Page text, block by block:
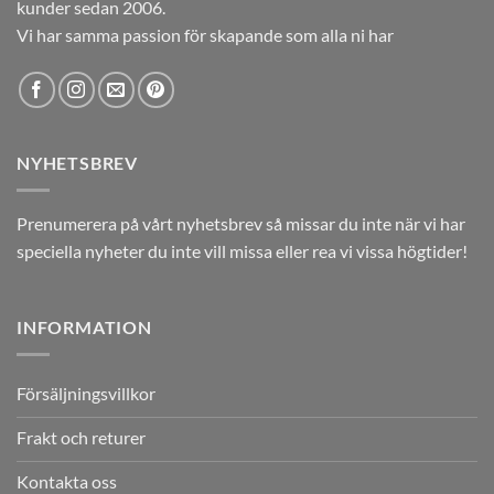
kunder sedan 2006.
Vi har samma passion för skapande som alla ni har
NYHETSBREV
Prenumerera på vårt nyhetsbrev så missar du inte när vi har
speciella nyheter du inte vill missa eller rea vi vissa högtider!
INFORMATION
Försäljningsvillkor
Frakt och returer
Kontakta oss